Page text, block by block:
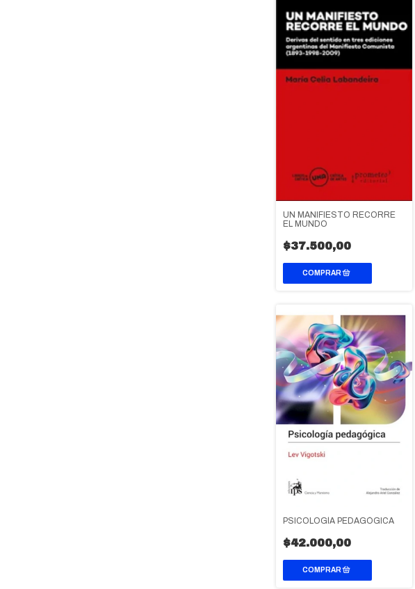
UN MANIFIESTO RECORRE
EL MUNDO
$37.500,00
PSICOLOGÍA PEDAGÓGICA
$42.000,00